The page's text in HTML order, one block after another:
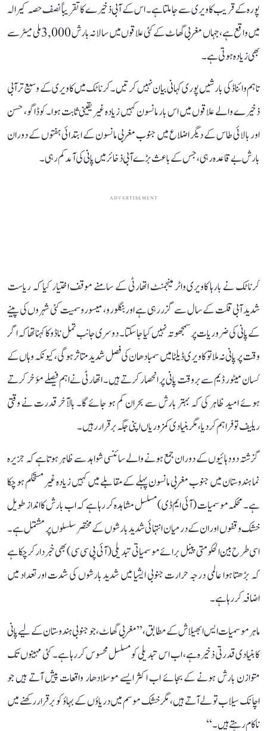
پورہ کے قریب کاویری سے جا ملتا ہے۔ اس کے آبی ذخیرے کا تقریباً نصف حصہ کیرالہ
میں واقع ہے، جہاں مغربی گھاٹ کے کئی علاقوں میں سالانہ بارش 3,000 ملی میٹر سے
بھی زیادہ ہوتی ہے۔
تاہم وائناڈ کی بارشیں پوری کہانی بیان نہیں کرتیں۔ کرناٹک میں کاویری کے وسیع تر آبی
ذخیرے والے علاقوں میں اس بار مانسون کہیں زیادہ غیر یقینی ثابت ہوا۔ کوڈاگو، حسن
اور بالائی طاس کے دیگر اضلاع میں جنوب مغربی مانسون کے ابتدائی ہفتوں کے دوران
بارش بے قاعدہ رہی، جس کے باعث بڑے آبی ذخائر میں پانی کی آمد کم رہی۔
ADVERTISEMENT
کرناٹک نے بارہا کاویری واٹر مینجمنٹ اتھارٹی کے سامنے موقف اختیار کیا کہ ریاست
شدید آبی قلت کے سال سے گزر رہی ہے اور بنگلورو، میسورو سمیت کئی شہروں کی پینے
کے پانی کی ضروریات پر سمجھوتہ نہیں کیا جا سکتا۔ دوسری جانب تمل ناڈو کا کہنا تھا کہ اگر
وقت پر پانی نہ ملا تو کاویری ڈیلٹا میں سمبا دھان کی فصل شدید متاثر ہوگی، کیونکہ وہاں کے
کسان میٹور ڈیم سے بروقت پانی پر انحصار کرتے ہیں۔ اتھارٹی نے اہم فیصلے مؤخر کرتے
ہوئے امید ظاہر کی کہ بہتر بارش سے بحران کم ہو جائے گا۔ بالآخر قدرت نے وقتی
ریلیف تو فراہم کر دیا، مگر بنیادی کمزوریاں اپنی جگہ برقرار رہیں۔
گزشتہ دو دہائیوں کے دوران جمع ہونے والے سائنسی شواہد سے ظاہر ہوتا ہے کہ جزیرہ
نما ہندوستان میں جنوب مغربی مانسون پہلے کے مقابلے میں کہیں زیادہ غیر مستحکم ہو چکا
ہے۔ محکمہ موسمیات (آئی ایم ڈی) مسلسل مشاہدہ کر رہا ہے کہ اب بارش کا انداز طویل
خشک وقفوں اور ان کے درمیان انتہائی شدید بارشوں کے مختصر سلسلوں پر مشتمل ہے۔
اسی طرح بین الحکومتی پینل برائے موسمیاتی تبدیلی (آئی پی سی سی) بھی خبردار کر چکا ہے
کہ بڑھتا ہوا عالمی درجہ حرارت جنوبی ایشیا میں شدید بارشوں کی شدت اور تعداد میں
اضافہ کر رہا ہے۔
ماہر موسمیات ایس ابھیلاش کے مطابق، ’’مغربی گھاٹ، جو جنوبی ہندوستان کے لیے پانی
کا بنیادی قدرتی ذخیرہ ہے، اب اس تبدیلی کو مسلسل محسوس کر رہا ہے۔ کئی مہینوں تک
متوازن بارش ہونے کے بجائے اب اکثر ایسے موسلادھار واقعات پیش آتے ہیں جو
اچانک سیلاب تو لے آتے ہیں، مگر خشک موسم میں دریاؤں کے بہاؤ کو برقرار رکھنے میں
ناکام رہتے ہیں۔‘‘